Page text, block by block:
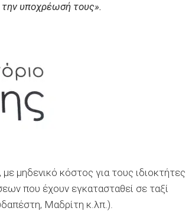
την υποχρέωσή τους».
μηδενικό κόστος για τους ιδιοκτήτες
που έχουν εγκατασταθεί σε ταξί
Μαδρίτη κ.λπ.).